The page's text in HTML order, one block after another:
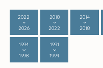
2022
2026
2018
2022
2014
2018
1994
1998
1991
1994